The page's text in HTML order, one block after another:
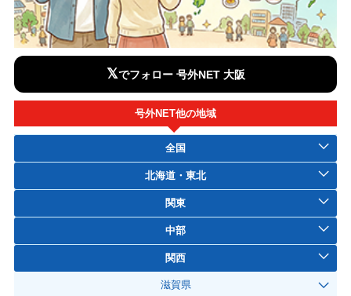
𝕏でフォロー 号外NET 大阪
号外NET他の地域
全国
北海道・東北
関東
中部
関西
滋賀県